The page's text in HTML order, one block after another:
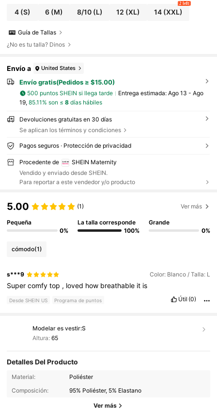
4 (S) 6 (M) 8/10(L) 12 (XL) 14 (XXL)
2 left
Guía de Tallas
¿No es tu talla? Dinos
Envío a United States
Envío gratis(Pedidos ≥ $15.00)
500 puntos SHEIN si llega tarde Entrega estimada: Ago 13 - Ago
19, 85.11% son ≤ 8días hábiles
Devoluciones gratuitas en 30 días
Se aplican los términos y condiciones
Pagos seguros · Protección de privacidad
Procedente de
SHEIN Maternity
Vendido y enviado desde SHEIN.
Para reportar a este vendedor y/o producto
5.00 (1) Ver más
Pequeña
0%
La talla corresponde
100%
Grande
0%
cómodo(1)
s***9 Color: Blanco / Talla: L
Supercomfytop , loved how breathable it is
Desde SHEIN US Programa de puntos Útil (0)
Modelar es vestir:S
Altura: 65
Detalles Del Producto
Material:
Poliéster
Composición:
95% Poliéster, 5% Elastano
Ver más
481K Seguidores
481K Seguidores